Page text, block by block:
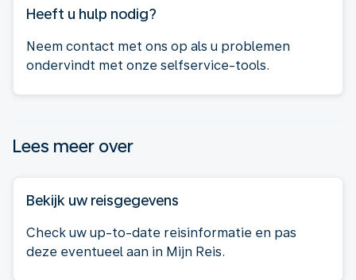
Heeft u hulp nodig?
Neem contact met ons op als u problemen
ondervindt met onze selfservice-tools.
Lees meer over
Bekijk uw reisgegevens
Check uw up-to-date reisinformatie en pas
deze eventueel aan in Mijn Reis.